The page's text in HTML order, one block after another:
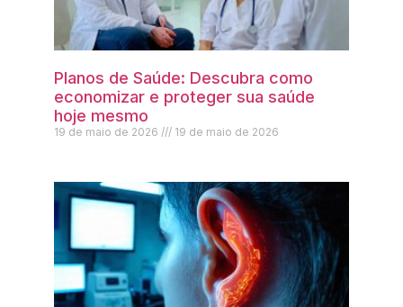
Planos de Saúde: Descubra como
economizar e proteger sua saúde
hoje mesmo
19 de maio de 2026 19 de maio de 2026